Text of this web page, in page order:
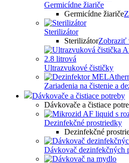
Germicídne žiariče
Germicídne žiariče
Sterilizátor
SterilizátorZobraziť
Ultrazvukové čističky
Zariadenia na čistenie a
Dávkovače a čistiace potreby
Dávkovače a čistiace
Dezinfekčné prostriedky
Dezinfekčné
Dávkovač dezinfekčných